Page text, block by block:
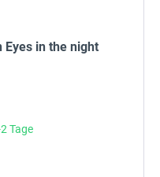
Eyes in the night
Tage